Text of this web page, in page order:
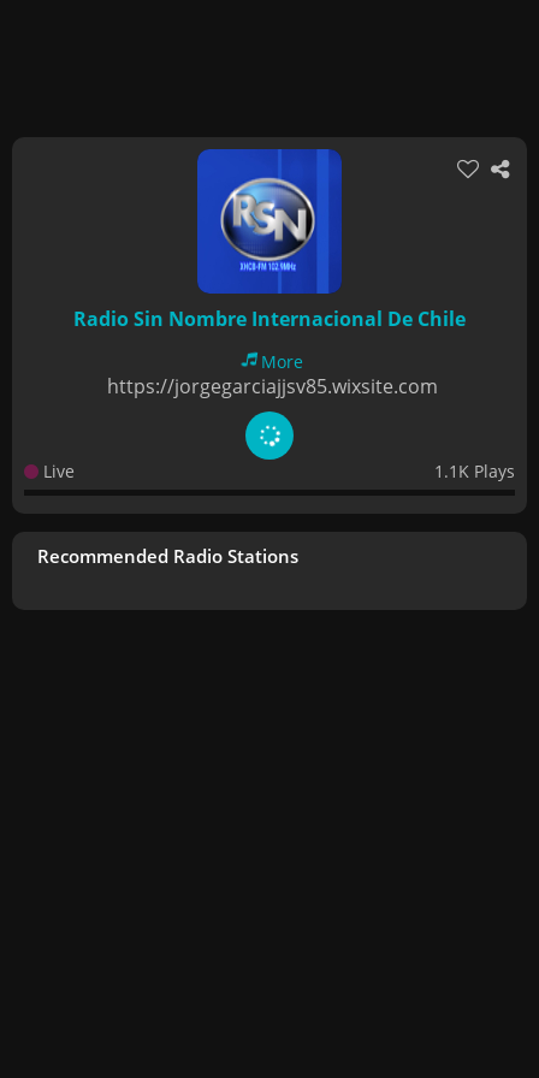
Radio Sin Nombre Internacional De Chile
More
https://jorgegarciajjsv85.wixsite.com
Live 1.1K Plays
Recommended Radio Stations